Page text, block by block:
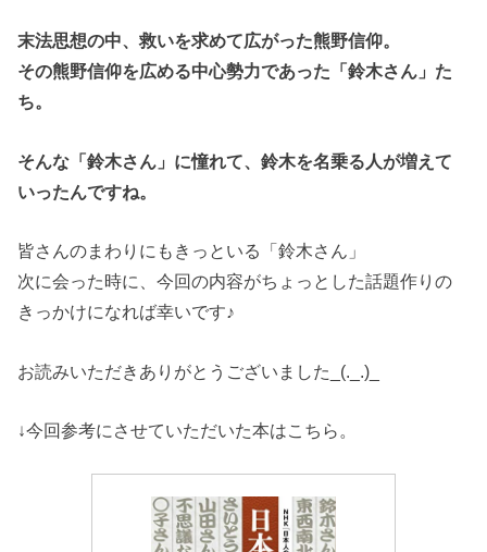
末法思想の中、救いを求めて広がった熊野信仰。
その熊野信仰を広める中心勢力であった「鈴木さん」た
ち。
そんな「鈴木さん」に憧れて、鈴木を名乗る人が増えて
いったんですね。
皆さんのまわりにもきっといる「鈴木さん」
次に会った時に、今回の内容がちょっとした話題作りの
きっかけになれば幸いです♪
お読みいただきありがとうございました_(._.)_
↓今回参考にさせていただいた本はこちら。